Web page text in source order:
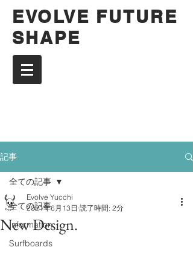
EVOLVE FUTURE
SHAPE
記事
全ての記事
Information
Surfboards
全ての記事
New Design.
Evolve Yucchi
2021年6月13日 読了時間: 2分